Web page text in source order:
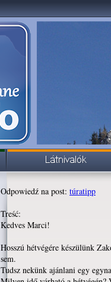
Odpowiedź na post: túratipp
Treść:
Kedves Marci!
Hosszú hétvégére készülünk
sem.
Tudsz nekünk ajánlani egy